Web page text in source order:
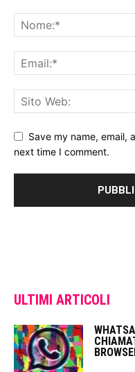
Save my name, email,
next time I comment.
ULTIMI ARTICOLI